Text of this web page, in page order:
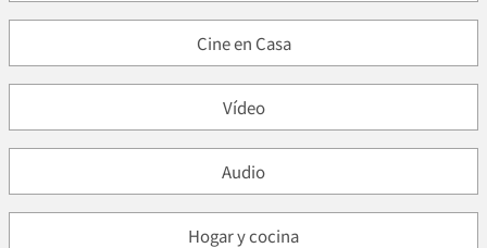
Cine en Casa
Vídeo
Audio
Hogar y cocina